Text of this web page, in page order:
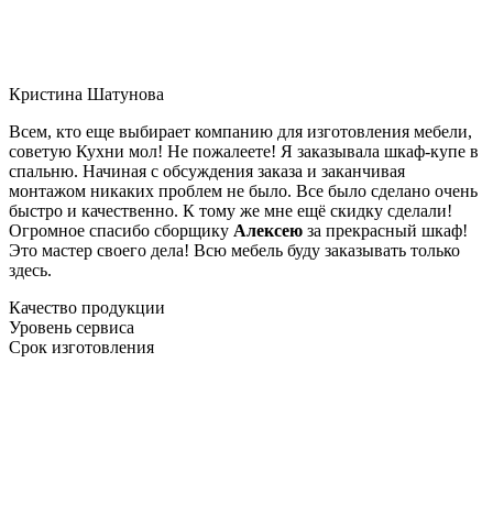
Кристина Шатунова
Всем, кто еще выбирает компанию для изготовления мебели,
советую Кухни мол! Не пожалеете! Я заказывала шкаф-купе в
спальню. Начиная с обсуждения заказа и заканчивая
монтажом никаких проблем не было. Все было сделано очень
быстро и качественно. К тому же мне ещё скидку сделали!
Огромное спасибо сборщику Алексею за прекрасный шкаф!
Это мастер своего дела! Всю мебель буду заказывать только
здесь.
Качество продукции
Уровень сервиса
Срок изготовления